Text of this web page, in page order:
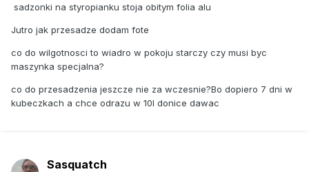
sadzonki na styropianku stoja obitym folia alu
Jutro jak przesadze dodam fote
co do wilgotnosci to wiadro w pokoju starczy czy musi byc
maszynka specjalna?
co do przesadzenia jeszcze nie za wczesnie?Bo dopiero 7 dni w
kubeczkach a chce odrazu w 10l donice dawac
Sasquatch